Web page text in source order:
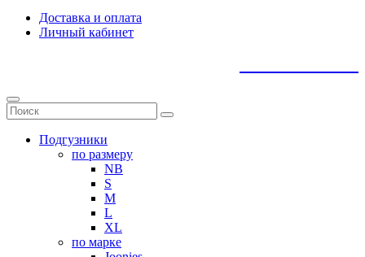
Доставка и оплата
Личный кабинет
Подгузники
по размеру
NB
S
M
L
XL
по марке